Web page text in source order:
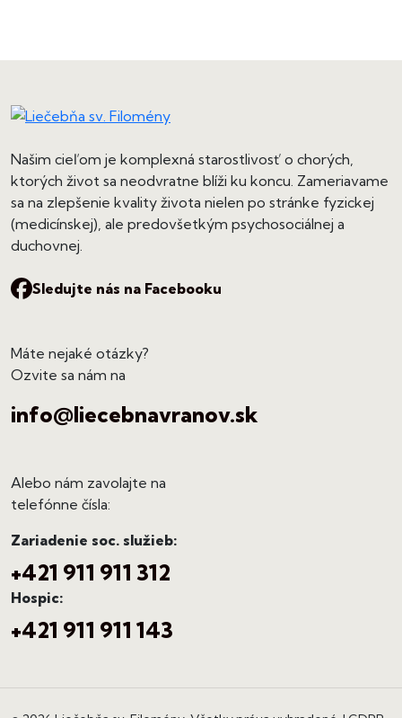
Našim cieľom je komplexná starostlivosť o chorých,
ktorých život sa neodvratne blíži ku koncu. Zameriavame
sa na zlepšenie kvality života nielen po stránke fyzickej
(medicínskej), ale predovšetkým psychosociálnej a
duchovnej.
Sledujte nás na Facebooku
Máte nejaké otázky?
Ozvite sa nám na
info@liecebnavranov.sk
Alebo nám zavolajte na
telefónne čísla:
Zariadenie soc. služieb:
+421 911 911 312
Hospic:
+421 911 911 143